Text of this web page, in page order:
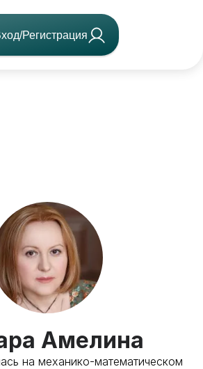
Регистрация
Амелина
на механико-математическом